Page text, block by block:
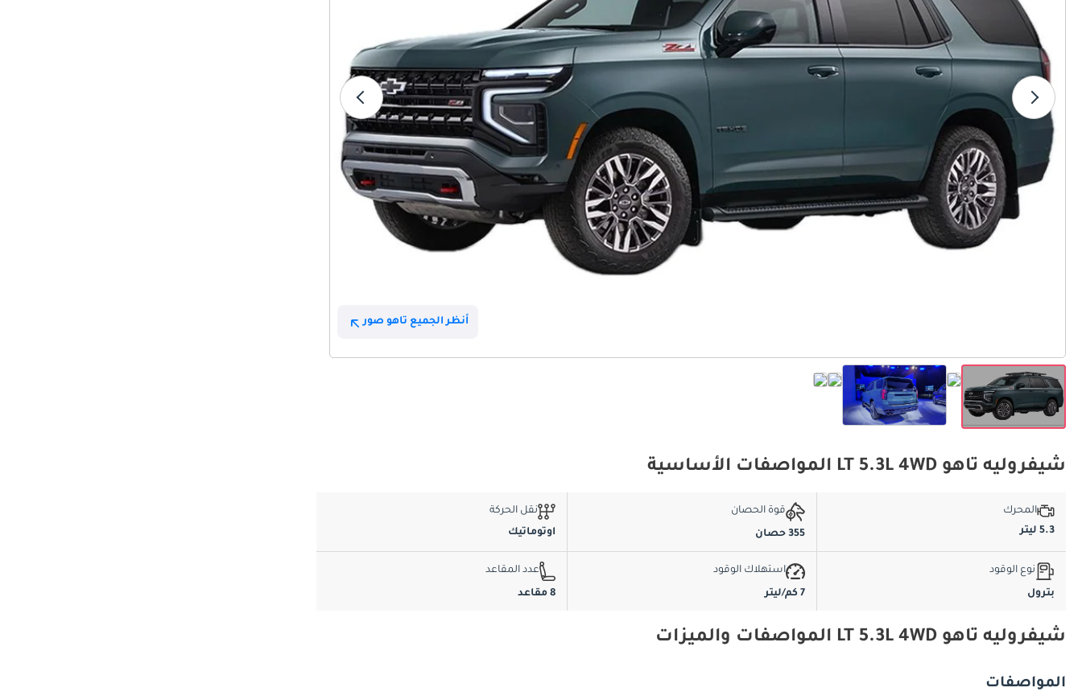
أنظر الجميع تاهو صور
شيفروليه تاهو LT 5.3L 4WD المواصفات الأساسية
المحرك
5.3 ليتر
قوة الحصان
355 حصان
نقل الحركة
اوتوماتيك
نوع الوقود
بترول
استهلاك الوقود
7 كم/ليتر
عدد المقاعد
8 مقاعد
شيفروليه تاهو LT 5.3L 4WD المواصفات والميزات
المواصفات